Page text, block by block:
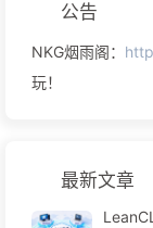
公告
NKG烟雨阁：
玩！
最新文章